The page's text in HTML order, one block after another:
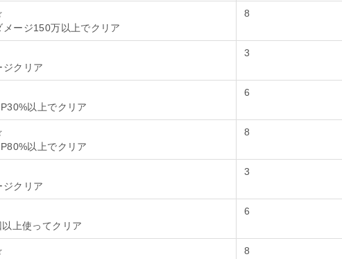
メージ150万以上でクリア
8
ジクリア
3
以上でクリア
6
以上でクリア
8
ジクリア
3
以上使ってクリア
6
8